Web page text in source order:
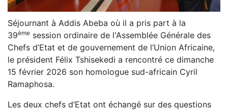
Séjournant à Addis Abeba où il a pris part à la
39ème session ordinaire de l'Assemblée Générale des
Chefs d’Etat et de gouvernement de l’Union Africaine,
le président Félix Tshisekedi a rencontré ce dimanche
15 février 2026 son homologue sud-africain Cyril
Ramaphosa.
‎Les deux chefs d’Etat ont échangé sur des questions